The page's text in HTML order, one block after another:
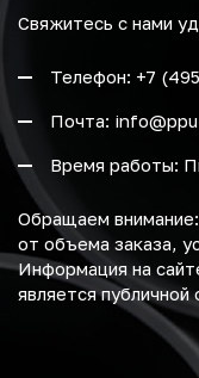
Свяжитесь с нами
Телефон: +7
Почта:
Время работы:
Обращаем внимание:
от объема заказа,
Информация на
является публичной